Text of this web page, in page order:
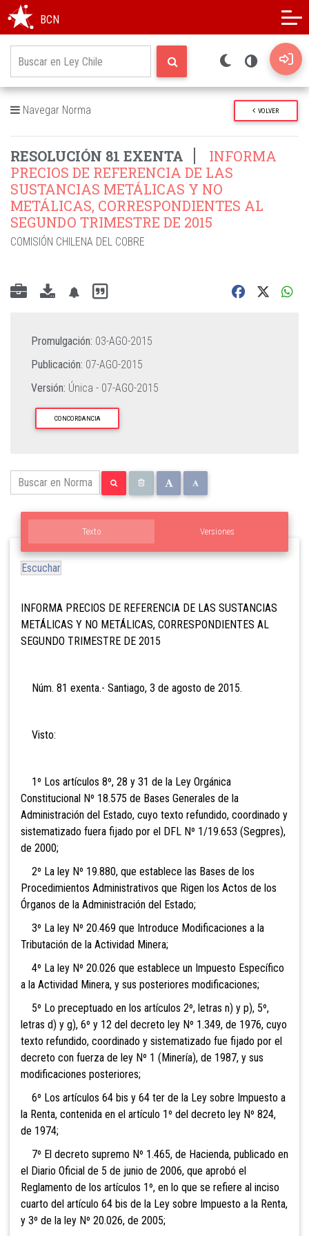
BCN
Navegar Norma VOLVER
RESOLUCIÓN 81 EXENTA
INFORMA
PRECIOS DE REFERENCIA DE LAS
SUSTANCIAS METÁLICAS Y NO
METÁLICAS, CORRESPONDIENTES AL
SEGUNDO TRIMESTRE DE 2015
COMISIÓN CHILENA DEL COBRE
Promulgación: 03-AGO-2015
Publicación: 07-AGO-2015
Versión: Única - 07-AGO-2015
CONCORDANCIA
Texto Versiones
Escuchar
INFORMA PRECIOS DE REFERENCIA DE LAS SUSTANCIAS
METÁLICAS Y NO METÁLICAS, CORRESPONDIENTES AL
SEGUNDO TRIMESTRE DE 2015
Núm. 81 exenta.- Santiago, 3 de agosto de 2015.
Visto:
1º Los artículos 8º, 28 y 31 de la Ley Orgánica
Constitucional Nº 18.575 de Bases Generales de la
Administración del Estado, cuyo texto refundido, coordinado y
sistematizado fuera fijado por el DFL Nº 1/19.653 (Segpres),
de 2000;
2º La ley Nº 19.880, que establece las Bases de los
Procedimientos Administrativos que Rigen los Actos de los
Órganos de la Administración del Estado;
3º La ley Nº 20.469 que Introduce Modificaciones a la
Tributación de la Actividad Minera;
4º La ley Nº 20.026 que establece un Impuesto Específico
a la Actividad Minera, y sus posteriores modificaciones;
5º Lo preceptuado en los artículos 2º, letras n) y p), 5º,
letras d) y g), 6º y 12 del decreto ley Nº 1.349, de 1976, cuyo
texto refundido, coordinado y sistematizado fue fijado por el
decreto con fuerza de ley Nº 1 (Minería), de 1987, y sus
modificaciones posteriores;
6º Los artículos 64 bis y 64 ter de la Ley sobre Impuesto a
la Renta, contenida en el artículo 1º del decreto ley Nº 824,
de 1974;
7º El decreto supremo Nº 1.465, de Hacienda, publicado en
el Diario Oficial de 5 de junio de 2006, que aprobó el
Reglamento de los artículos 1º, en lo que se refiere al inciso
cuarto del artículo 64 bis de la Ley sobre Impuesto a la Renta,
y 3º de la ley Nº 20.026, de 2005;